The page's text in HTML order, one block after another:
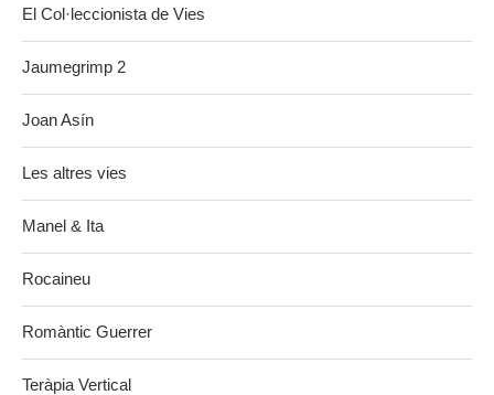
El Col·leccionista de Vies
Jaumegrimp 2
Joan Asín
Les altres vies
Manel & Ita
Rocaineu
Romàntic Guerrer
Teràpia Vertical